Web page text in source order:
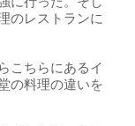
のレストランに
こちらにあるイ
の料理の違いを